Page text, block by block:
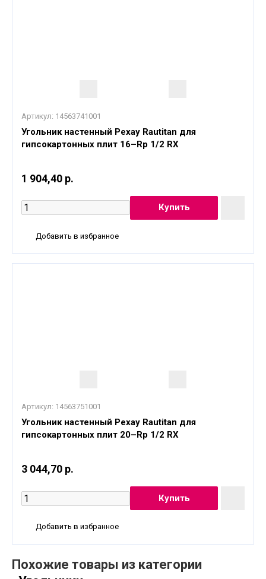
Артикул: 14563741001
Угольник настенный Рехау Rautitan для
гипсокартонных плит 16–Rp 1/2 RX
1 904,40 р.
Добавить в избранное
Артикул: 14563751001
Угольник настенный Рехау Rautitan для
гипсокартонных плит 20–Rp 1/2 RX
3 044,70 р.
Добавить в избранное
Похожие товары из категории